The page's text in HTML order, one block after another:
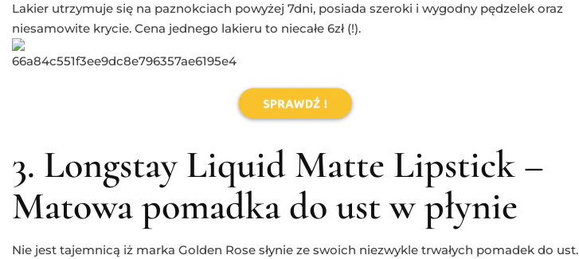
Lakier utrzymuje się na paznokciach powyżej 7dni, posiada szeroki i wygodny pędzelek oraz
niesamowite krycie. Cena jednego lakieru to niecałe 6zł (!).
3. Longstay Liquid Matte Lipstick –
Matowa pomadka do ust w płynie
Nie jest tajemnicą iż marka Golden Rose słynie ze swoich niezwykle trwałych pomadek do ust.